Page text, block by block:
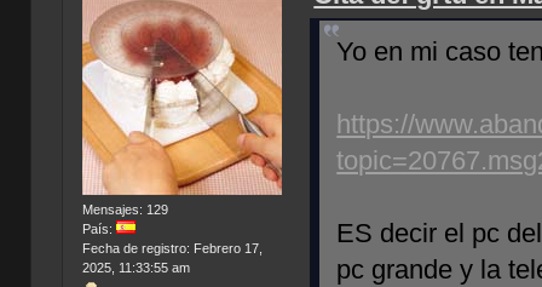
Mensajes: 129
País:
Fecha de registro: Febrero 17,
2025, 11:33:55 am
Yo en mi caso
https://
ES decir el pc
pc grande y la